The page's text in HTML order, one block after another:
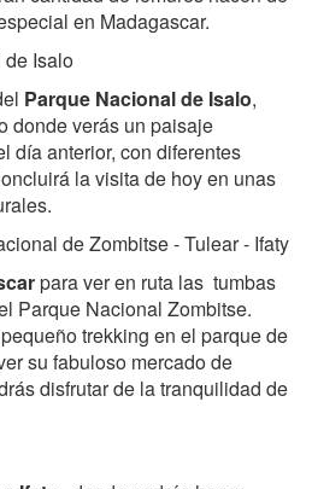
en Madagascar.
Isalo
Parque Nacional de Isalo,
donde verás un paisaje
día anterior, con diferentes
la visita de hoy en unas
de Zombitse - Tulear - Ifaty
para ver en ruta las tumbas
Parque Nacional Zombitse.
trekking en el parque de
su fabuloso mercado de
disfrutar de la tranquilidad de